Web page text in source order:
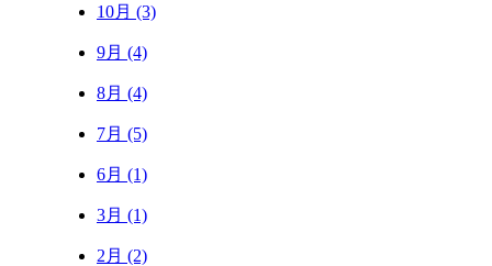
10月 (3)
9月 (4)
8月 (4)
7月 (5)
6月 (1)
3月 (1)
2月 (2)